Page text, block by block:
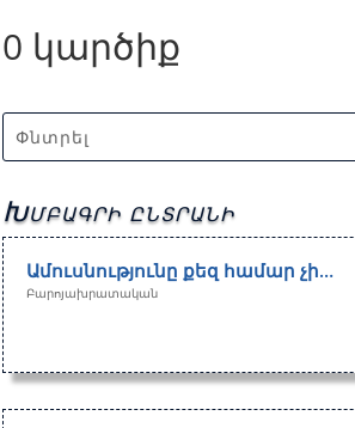
0 կարծիք
Խմբագրի ընտրանի
Ամուսնությունը քեզ համար չի…
Բարոյախրատական